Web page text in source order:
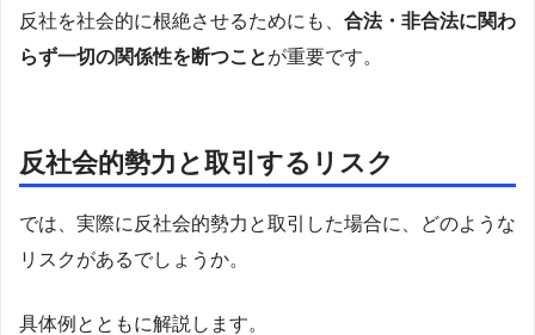
反社を社会的に根絶させるためにも、 合法・非合法に関わ
らず一切の関係性を断つことが重要です。
反社会的勢力と取引するリスク
では、実際に反社会的勢力と取引した場合に、どのような
リスクがあるでしょうか。
具体例とともに解説します。